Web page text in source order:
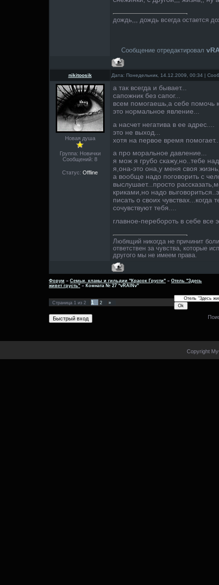
дождь,,, дождь всегда остается
Сообщение отредактировал
nikitoosik Дата: Понедельник, 14.12.2009, 00:34 |
Новая душа
Группа: Новички
Сообщений: 8
Статус: Offline
а так всегда и бывает...
сапожник без сапог...
всем помогаешь,а себе помочь
это нормальное явление...
а насчет негатива в ее адрес....
это не выход...
хотя на первое время
а про моральное давление...
я мож я грубо скажу,но..тебе
я,она-это она,у меня своя
а вообще надо поговорить с
выслушает...просто
криками,но надо
писать о своих чувствах...когда
сочувствуют тебя....
главное-перебороть в себе
Любящий никогда не причинит
ответствен за чувства, которые
другого мы не имеем права.
Форум » Семьи, кланы и гильдии "Красок Грусти" » Отель "Здесь
живет грусть" » Комната № 27 "vRAINv"
Страница 1 из 2 1 2 »
Copyright